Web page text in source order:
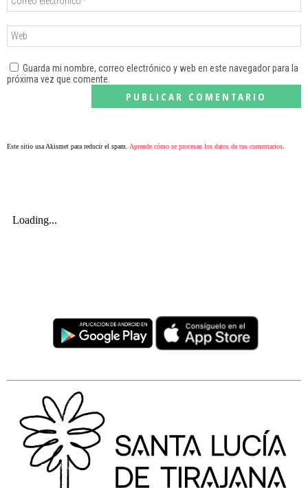
Guarda mi nombre, correo electrónico y web en este navegador para la
próxima vez que comente.
Este sitio usa Akismet para reducir el spam. Aprende cómo se procesan los datos de tus comentarios.